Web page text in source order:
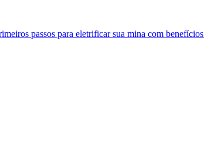
passos para eletrificar sua mina com